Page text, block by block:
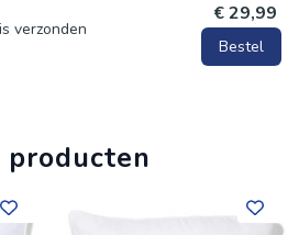
verzonden
€ 29,99
Bestel